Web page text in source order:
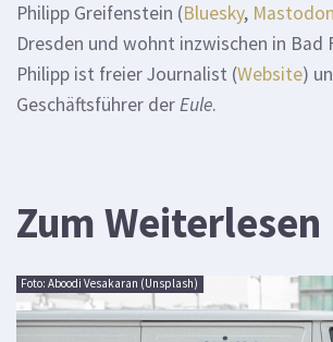
Philipp Greifenstein (Bluesky, Mastodon
Dresden und wohnt inzwischen in Bad
Philipp ist freier Journalist (Website)
Geschäftsführer derEule.
Zum Weiterlesen
Foto: Aboodi Vesakaran (Unsplash)